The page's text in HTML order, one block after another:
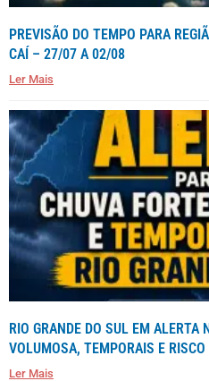
PREVISÃO DO TEMPO PARA
CAÍ – 27/07 A 02/08
Ler Mais
RIO GRANDE DO SUL EM ALERTA
VOLUMOSA, TEMPORAIS E
Ler Mais